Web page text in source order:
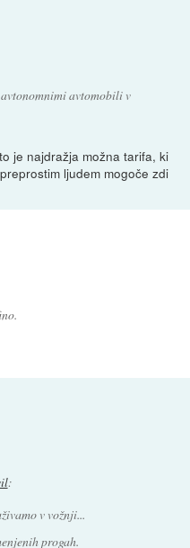
avtomobili v
je najdražja možna tarifa, ki
ljudem mogoče zdi
:
v vožnji...
progah.